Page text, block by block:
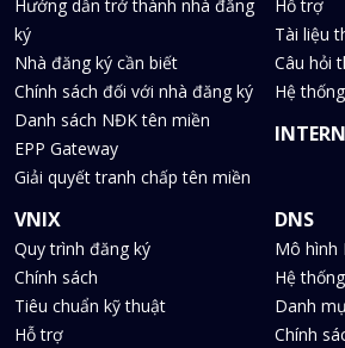
Hướng dẫn trở thành nhà đăng
ký
Nhà đăng ký cần biết
Chính sách đối với nhà đăng ký
Danh sách NĐK tên miền
EPP Gateway
Giải quyết tranh chấp tên miền
Hỗ trợ
Tài liệu
Câu hỏi
Hệ
VNIX
Quy trình đăng ký
Chính sách
Tiêu chuẩn kỹ thuật
Hỗ trợ
DNS
Mô hình
Hệ
Danh
Chính